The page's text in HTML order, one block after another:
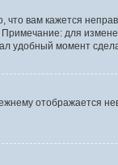
вам кажется
для
удобный момент
отображается